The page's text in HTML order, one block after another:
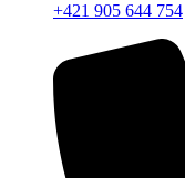
+421 905 644 754